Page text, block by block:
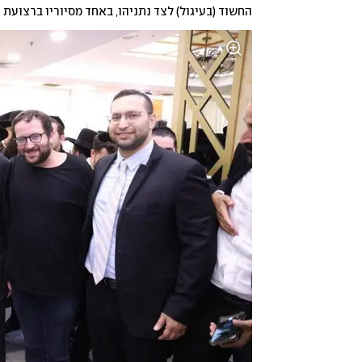
החשוד (בעיגול) לצד נתניהו, באחד מסיוריו